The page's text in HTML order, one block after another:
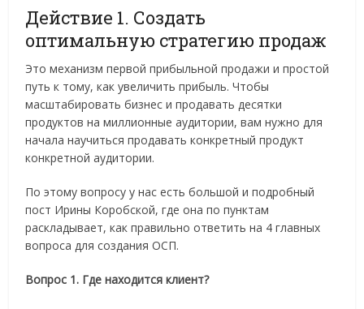
Действие 1. Создать
оптимальную стратегию продаж
Это механизм первой прибыльной продажи и простой
путь к тому, как увеличить прибыль. Чтобы
масштабировать бизнес и продавать десятки
продуктов на миллионные аудитории, вам нужно для
начала научиться продавать конкретный продукт
конкретной аудитории.
По этому вопросу у нас есть большой и подробный
пост Ирины Коробской, где она по пунктам
раскладывает, как правильно ответить на 4 главных
вопроса для создания ОСП.
Вопрос 1. Где находится клиент?